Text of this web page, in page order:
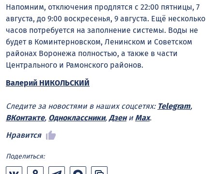
Напомним, отключения продлятся с 22:00 пятницы, 7
августа, до 9:00 воскресенья, 9 августа. Ещё несколько
часов потребуется на заполнение системы. Воды не
будет в Коминтерновском, Ленинском и Советском
районах Воронежа полностью, а также в части
Центрального и Рамонского районов.
Валерий НИКОЛЬСКИЙ
Следите за новостями в наших соцсетях: Telegram,
ВКонтакте, Одноклассники, Дзени Max.
Нравится
Поделиться: